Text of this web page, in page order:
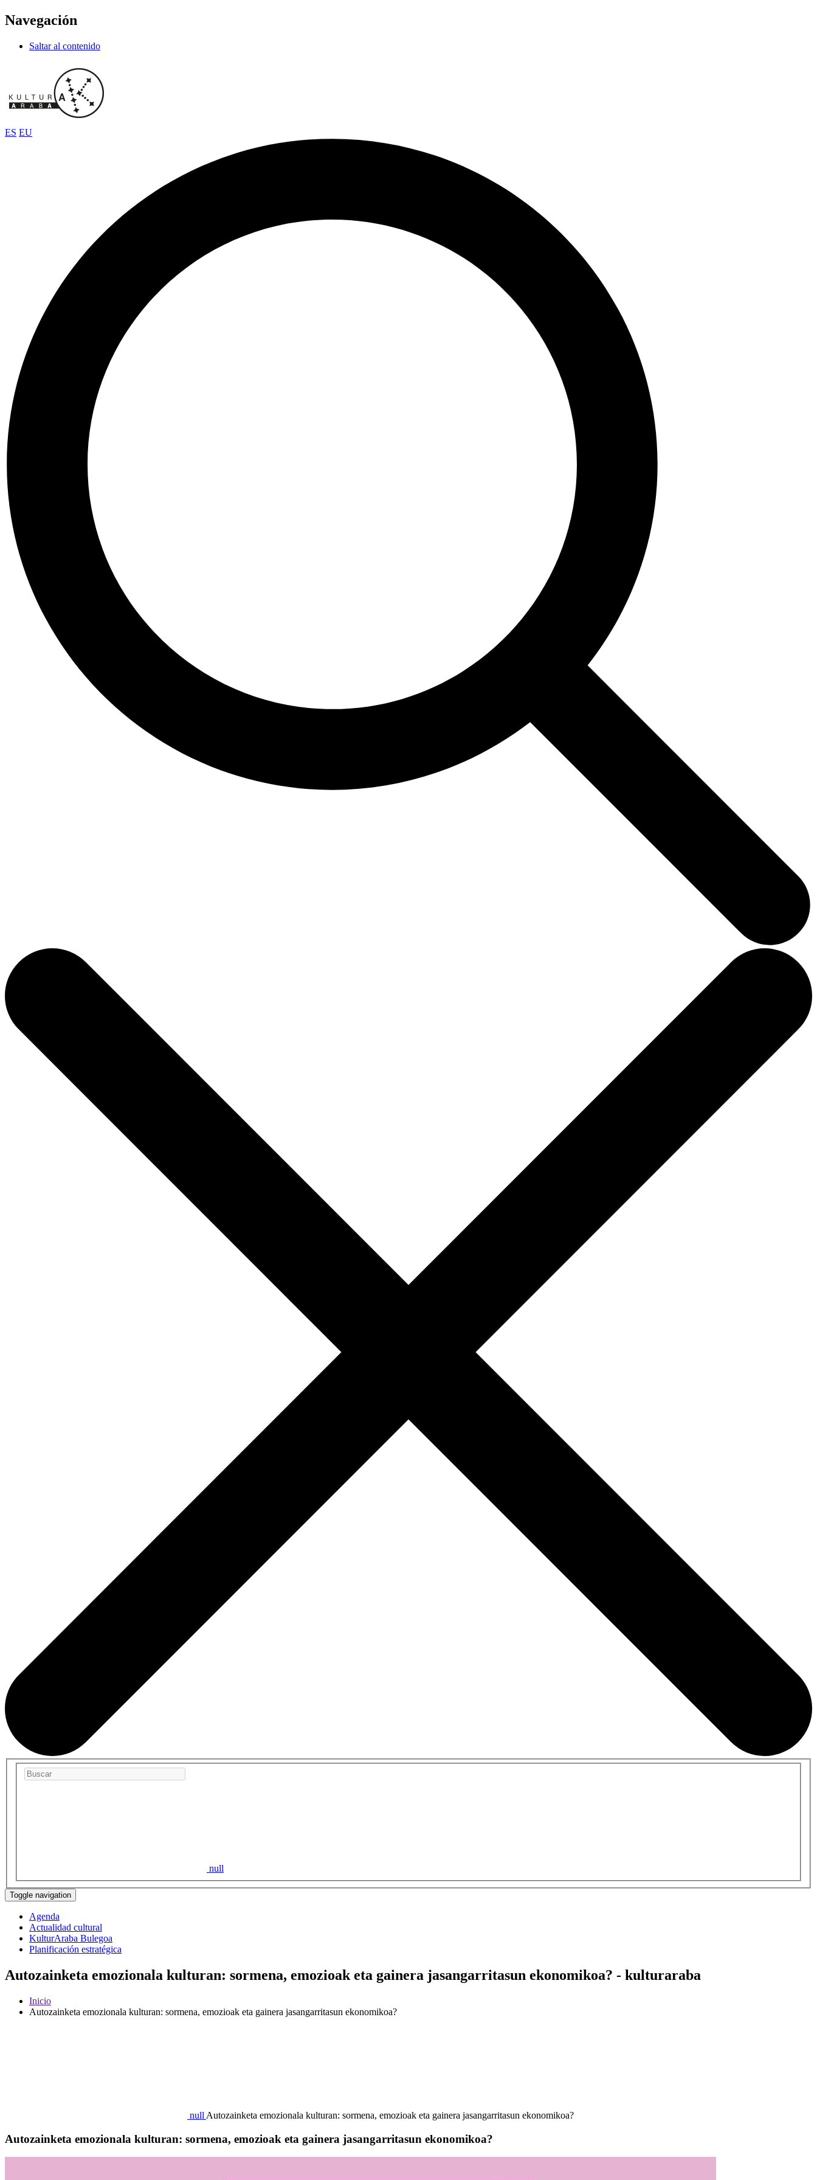
Navegación
Saltar al contenido
ES EU
null
Toggle navigation
Agenda
Actualidad cultural
KulturAraba Bulegoa
Planificación estratégica
Autozainketa emozionala kulturan: sormena, emozioak eta gainera jasangarritasun ekonomikoa? - kulturaraba
Inicio
Autozainketa emozionala kulturan: sormena, emozioak eta gainera jasangarritasun ekonomikoa?
null Autozainketa emozionala kulturan: sormena, emozioak eta gainera jasangarritasun ekonomikoa?
Autozainketa emozionala kulturan: sormena, emozioak eta gainera jasangarritasun ekonomikoa?